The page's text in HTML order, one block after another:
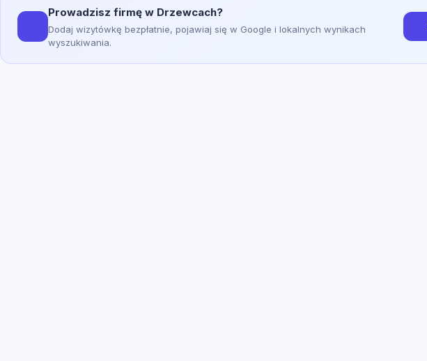
Prowadzisz firmę w Drzewcach?
Dodaj wizytówkę bezpłatnie, pojawiaj się w Google i lokalnych wynikach
wyszukiwania.